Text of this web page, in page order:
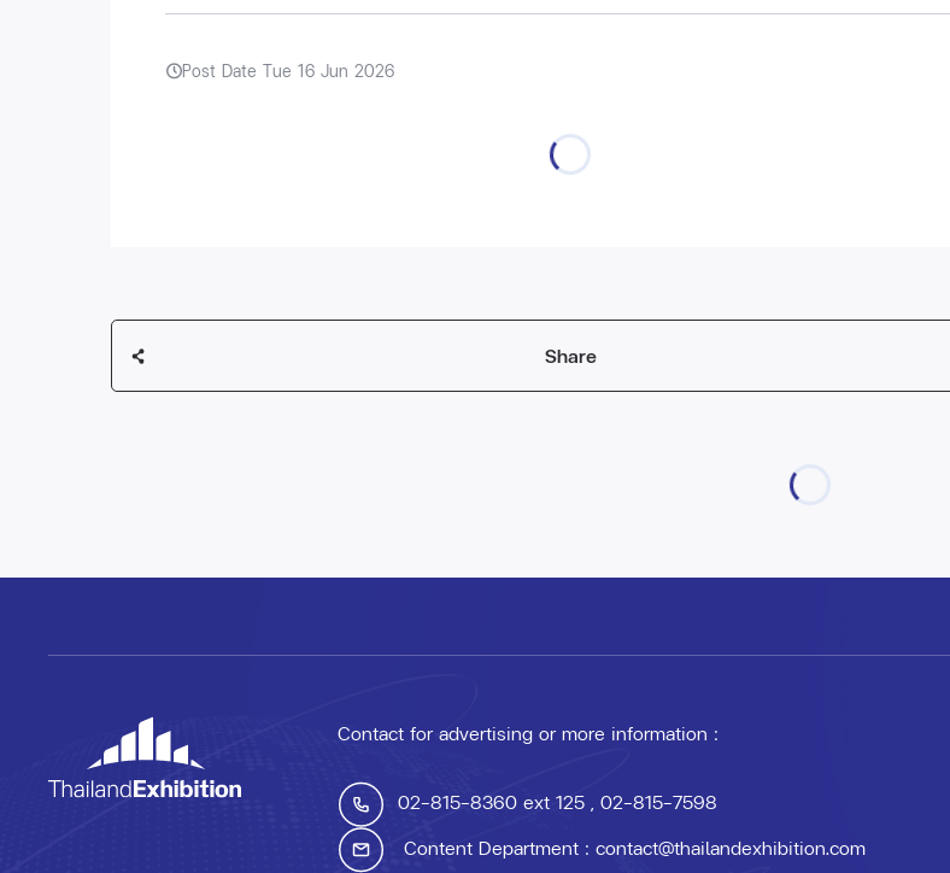
Post Date Tue 16 Jun 2026
Share
Contact for advertising or more information :
02-815-8360 ext 125 , 02-815-7598
Content Department : contact@thailandexhibition.com